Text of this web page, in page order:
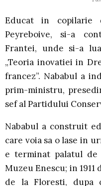
Educat in copilarie
Peyreboive, si-a
Frantei, unde si-a
„Teoria inovatiei in
francez”. Nababul a
prim-ministru,
sef al Partidului
Nababul a construit
care voia sa o lase in
e terminat palatul de
Muzeu Enescu; in
de la Floresti, dupa